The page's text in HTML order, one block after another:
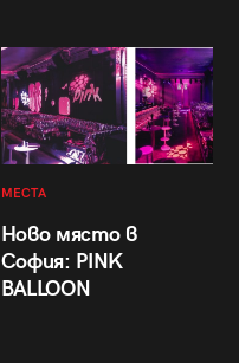
МЕСТА
Ново място в
София: PINK
BALLOON